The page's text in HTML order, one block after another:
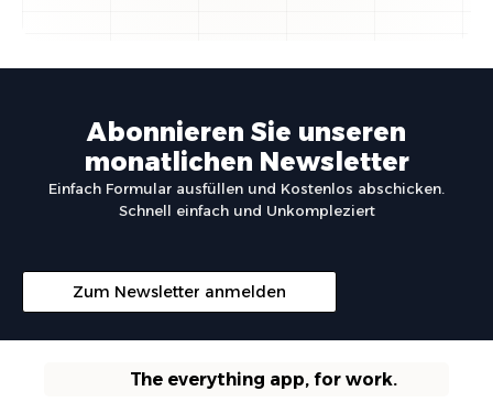
Abonnieren Sie unseren
monatlichen Newsletter
Einfach Formular ausfüllen und Kostenlos abschicken.
Schnell einfach und Unkompleziert
Zum Newsletter anmelden
The everything app, for work.